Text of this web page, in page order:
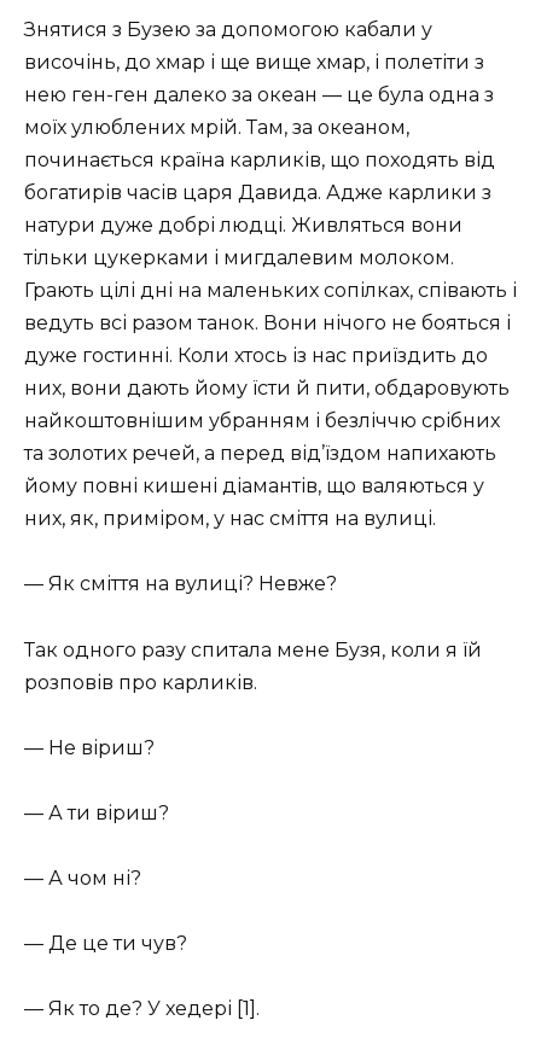
Знятися з Бузею за допомогою кабали у
височінь, до хмар і ще вище хмар, і полетіти з
нею ген-ген далеко за океан — це була одна з
моїх улюблених мрій. Там, за океаном,
починається країна карликів, що походять від
богатирів часів царя Давида. Адже карлики з
натури дуже добрі людці. Живляться вони
тільки цукерками і мигдалевим молоком.
Грають цілі дні на маленьких сопілках, співають і
ведуть всі разом танок. Вони нічого не бояться і
дуже гостинні. Коли хтось із нас приїздить до
них, вони дають йому їсти й пити, обдаровують
найкоштовнішим убранням і безліччю срібних
та золотих речей, а перед від’їздом напихають
йому повні кишені діамантів, що валяються у
них, як, приміром, у нас сміття на вулиці.
— Як сміття на вулиці? Невже?
Так одного разу спитала мене Бузя, коли я їй
розповів про карликів.
— Не віриш?
— А ти віриш?
— А чом ні?
— Де це ти чув?
— Як то де? У хедері [1].